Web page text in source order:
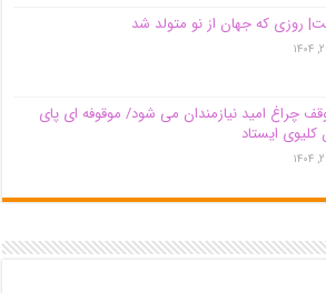
روزی که جهان از نو متولد شد
چراغ امید نیازمندان می شود/ موقوفه ای پای
کلیوی ایستاد